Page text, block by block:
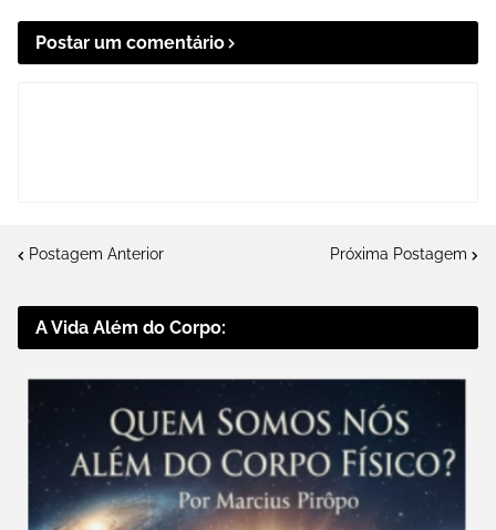
Postar um comentário
Postagem Anterior Próxima Postagem
A Vida Além do Corpo: